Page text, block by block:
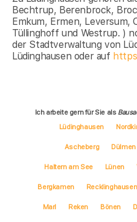
Bechtrup, Berenbrock,
Emkum, Ermen, Leversum,
Tüllinghoff und Westrup. )
der Stadtverwaltung von
Lüdinghausen oder auf
Ich arbeite gern für Sie als
Lüdinghausen
Ascheberg Dülmen
Haltern am See Lünen
Bergkamen Recklinghausen
Marl Reken Bönen